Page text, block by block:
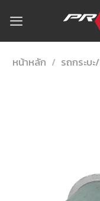
content
หน้าหลัก / รถกระบ